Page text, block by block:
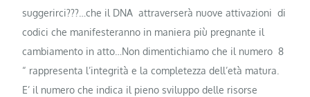
suggerirci???…che il DNA attraverserà nuove attivazioni di
codici che manifesteranno in maniera più pregnante il
cambiamento in atto…Non dimentichiamo che il numero 8
“ rappresenta l’integrità e la completezza dell’età matura.
E’ il numero che indica il pieno sviluppo delle risorse